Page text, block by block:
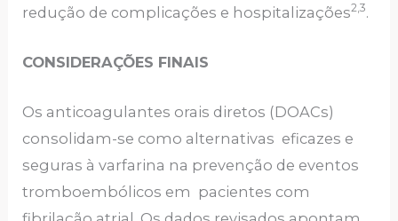
redução de complicações e hospitalizações2,3.
CONSIDERAÇÕES FINAIS
Os anticoagulantes orais diretos (DOACs)
consolidam-se como alternativas eficazes e
seguras à varfarina na prevenção de eventos
tromboembólicos em pacientes com